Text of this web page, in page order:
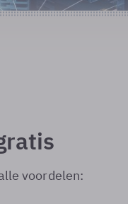
voordelen: